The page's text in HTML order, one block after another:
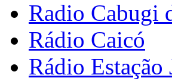
Radio Cabugi
Rádio Caicó
Rádio Estação